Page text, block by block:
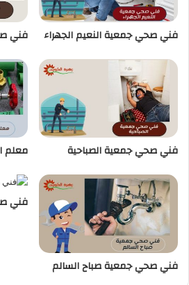
فني صحي جمعية النعيم الجهراء فني
فني صحي جمعية الصباحية معلم
فني صحي جمعية صباح السالم
فني